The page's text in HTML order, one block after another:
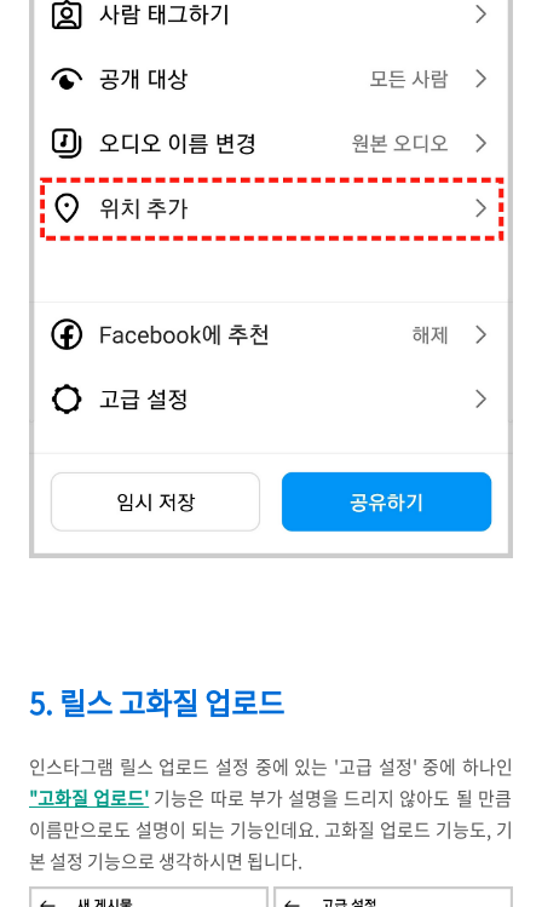
5. 릴스 고화질 업로드
인스타그램 릴스 업로드 설정 중에 있는 '고급 설정' 중에 하나인
"고화질 업로드' 기능은 따로 부가 설명을 드리지 않아도 될 만큼
이름만으로도 설명이 되는 기능인데요. 고화질 업로드 기능도, 기
본 설정 기능으로 생각하시면 됩니다.